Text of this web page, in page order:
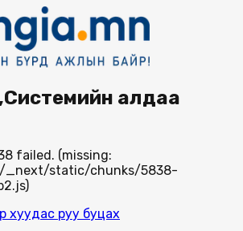
алдаа
failed. (missing:
_next/static/chunks/5838-
хуудас руу буцах